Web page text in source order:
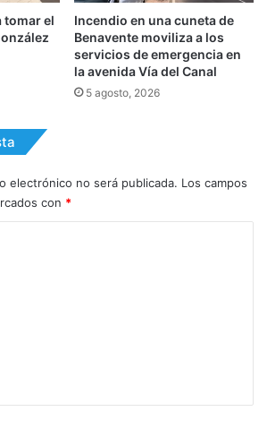
tomar el
Incendio en una cuneta de
Benavente moviliza a los
servicios de emergencia en
la avenida Vía del Canal
5 agosto, 2026
electrónico no será publicada. Los campos
con *